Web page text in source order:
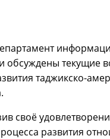
обсуждены текущие
таджикско-
своё
развития